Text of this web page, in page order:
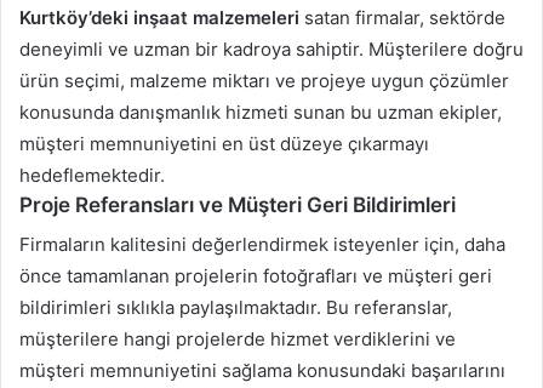
Kurtköy’deki inşaat malzemeleri satan firmalar, sektörde
deneyimli ve uzman bir kadroya sahiptir. Müşterilere doğru
ürün seçimi, malzeme miktarı ve projeye uygun çözümler
konusunda danışmanlık hizmeti sunan bu uzman ekipler,
müşteri memnuniyetini en üst düzeye çıkarmayı
hedeflemektedir.
Proje Referansları ve Müşteri Geri Bildirimleri
Firmaların kalitesini değerlendirmek isteyenler için, daha
önce tamamlanan projelerin fotoğrafları ve müşteri geri
bildirimleri sıklıkla paylaşılmaktadır. Bu referanslar,
müşterilere hangi projelerde hizmet verdiklerini ve
müşteri memnuniyetini sağlama konusundaki başarılarını